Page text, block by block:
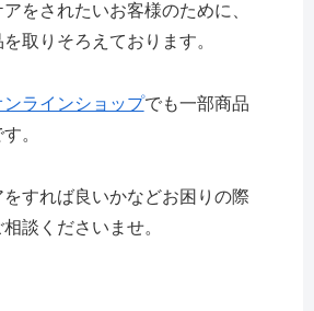
をされたいお客様のために、
取りそろえております。
ンラインショップでも一部商品
。
すれば良いかなどお困りの際
談くださいませ。